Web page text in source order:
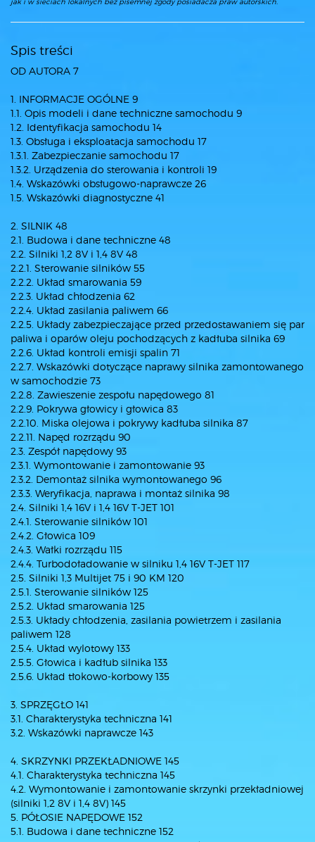
Spis treści
OD AUTORA 7
1. INFORMACJE OGÓLNE 9
1.1. Opis modeli i dane techniczne samochodu 9
1.2. Identyfikacja samochodu 14
1.3. Obsługa i eksploatacja samochodu 17
1.3.1. Zabezpieczanie samochodu 17
1.3.2. Urządzenia do sterowania i kontroli 19
1.4. Wskazówki obsługowo-naprawcze 26
1.5. Wskazówki diagnostyczne 41
2. SILNIK 48
2.1. Budowa i dane techniczne 48
2.2. Silniki 1,2 8V i 1,4 8V 48
2.2.1. Sterowanie silników 55
2.2.2. Układ smarowania 59
2.2.3. Układ chłodzenia 62
2.2.4. Układ zasilania paliwem 66
2.2.5. Układy zabezpieczające przed przedostawaniem się par
paliwa i oparów oleju pochodzących z kadłuba silnika 69
2.2.6. Układ kontroli emisji spalin 71
2.2.7. Wskazówki dotyczące naprawy silnika zamontowanego
w samochodzie 73
2.2.8. Zawieszenie zespołu napędowego 81
2.2.9. Pokrywa głowicy i głowica 83
2.2.10. Miska olejowa i pokrywy kadłuba silnika 87
2.2.11. Napęd rozrządu 90
2.3. Zespół napędowy 93
2.3.1. Wymontowanie i zamontowanie 93
2.3.2. Demontaż silnika wymontowanego 96
2.3.3. Weryfikacja, naprawa i montaż silnika 98
2.4. Silniki 1,4 16V i 1,4 16V T-JET 101
2.4.1. Sterowanie silników 101
2.4.2. Głowica 109
2.4.3. Wałki rozrządu 115
2.4.4. Turbodoładowanie w silniku 1,4 16V T-JET 117
2.5. Silniki 1,3 Multijet 75 i 90 KM 120
2.5.1. Sterowanie silników 125
2.5.2. Układ smarowania 125
2.5.3. Układy chłodzenia, zasilania powietrzem i zasilania
paliwem 128
2.5.4. Układ wylotowy 133
2.5.5. Głowica i kadłub silnika 133
2.5.6. Układ tłokowo-korbowy 135
3. SPRZĘGŁO 141
3.1. Charakterystyka techniczna 141
3.2. Wskazówki naprawcze 143
4. SKRZYNKI PRZEKŁADNIOWE 145
4.1. Charakterystyka techniczna 145
4.2. Wymontowanie i zamontowanie skrzynki przekładniowej
(silniki 1,2 8V i 1,4 8V) 145
5. PÓŁOSIE NAPĘDOWE 152
5.1. Budowa i dane techniczne 152